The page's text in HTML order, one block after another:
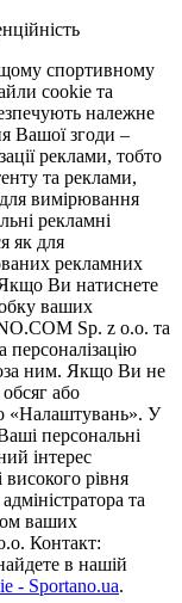
спортивному
cookie та
належне
Вашої згоди –
реклами, тобто
та реклами,
вимірювання
рекламні
як для
рекламних
Ви натиснете
ваших
Sp. z o.o. та
персоналізацію
ним. Якщо Ви не
або
«Налаштувань». У
персональні
інтерес
високого рівня
та
ваших
Контакт:
в нашій
- Sportano.ua.